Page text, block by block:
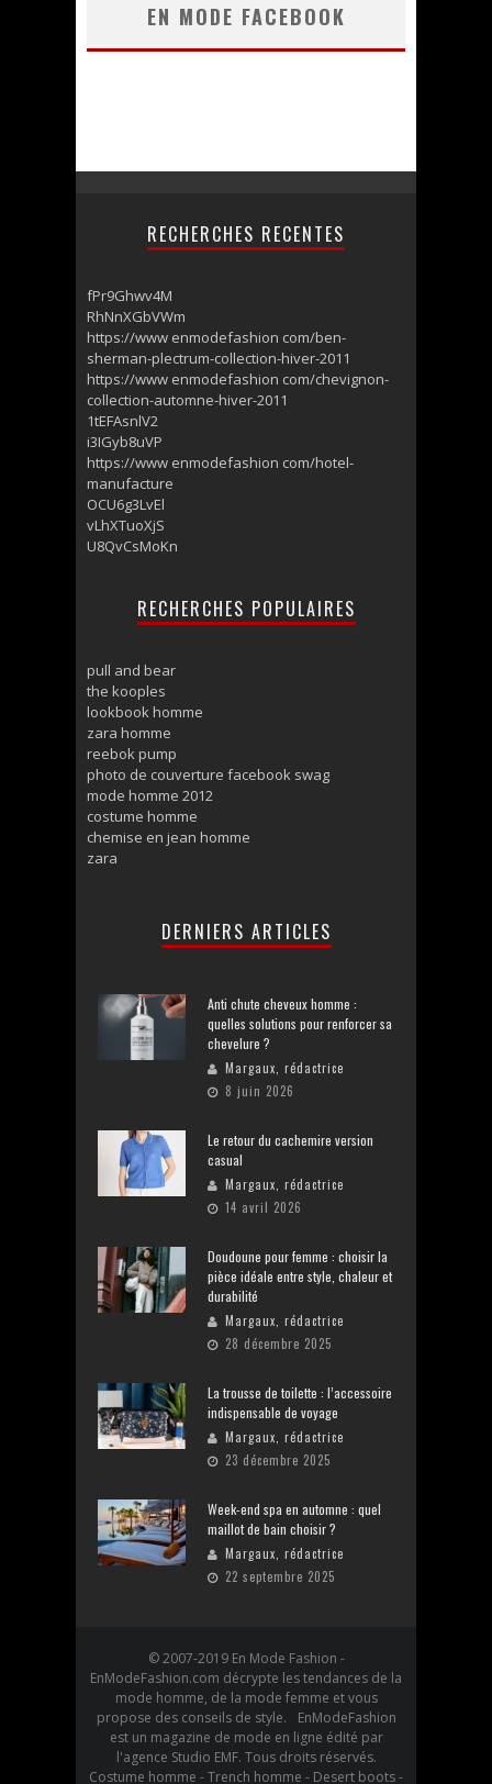
EN MODE FACEBOOK
RECHERCHES RECENTES
fPr9Ghwv4M
RhNnXGbVWm
https://www enmodefashion com/ben-
sherman-plectrum-collection-hiver-2011
https://www enmodefashion com/chevignon-
collection-automne-hiver-2011
1tEFAsnlV2
i3IGyb8uVP
https://www enmodefashion com/hotel-
manufacture
OCU6g3LvEl
vLhXTuoXjS
U8QvCsMoKn
RECHERCHES POPULAIRES
pull and bear
the kooples
lookbook homme
zara homme
reebok pump
photo de couverture facebook swag
mode homme 2012
costume homme
chemise en jean homme
zara
DERNIERS ARTICLES
Anti chute cheveux homme :
quelles solutions pour renforcer sa
chevelure ?
Margaux, rédactrice
8 juin 2026
Le retour du cachemire version
casual
Margaux, rédactrice
14 avril 2026
Doudoune pour femme : choisir la
pièce idéale entre style, chaleur et
durabilité
Margaux, rédactrice
28 décembre 2025
La trousse de toilette : l’accessoire
indispensable de voyage
Margaux, rédactrice
23 décembre 2025
Week-end spa en automne : quel
maillot de bain choisir ?
Margaux, rédactrice
22 septembre 2025
© 2007-2019 En Mode Fashion -
EnModeFashion.com décrypte les tendances de la
mode homme, de la mode femme et vous
propose des conseils de style. EnModeFashion
est un magazine de mode en ligne édité par
l'agence Studio EMF. Tous droits réservés.
Costume homme - Trench homme - Desert boots -